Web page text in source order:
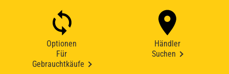
Optionen
Für
Gebrauchtkäufe
Händler
Suchen